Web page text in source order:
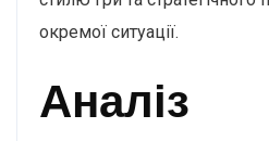
окремої ситуації.
Аналіз